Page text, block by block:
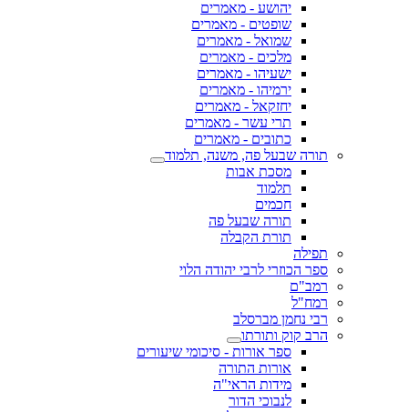
יהושע - מאמרים
שופטים - מאמרים
שמואל - מאמרים
מלכים - מאמרים
ישעיהו - מאמרים
ירמיהו - מאמרים
יחזקאל - מאמרים
תרי עשר - מאמרים
כתובים - מאמרים
תורה שבעל פה, משנה, תלמוד
מסכת אבות
תלמוד
חכמים
תורה שבעל פה
תורת הקבלה
תפילה
ספר הכוזרי לרבי יהודה הלוי
רמב"ם
רמח"ל
רבי נחמן מברסלב
הרב קוק ותורתו
ספר אורות - סיכומי שיעורים
אורות התורה
מידות הראי"ה
לנבוכי הדור